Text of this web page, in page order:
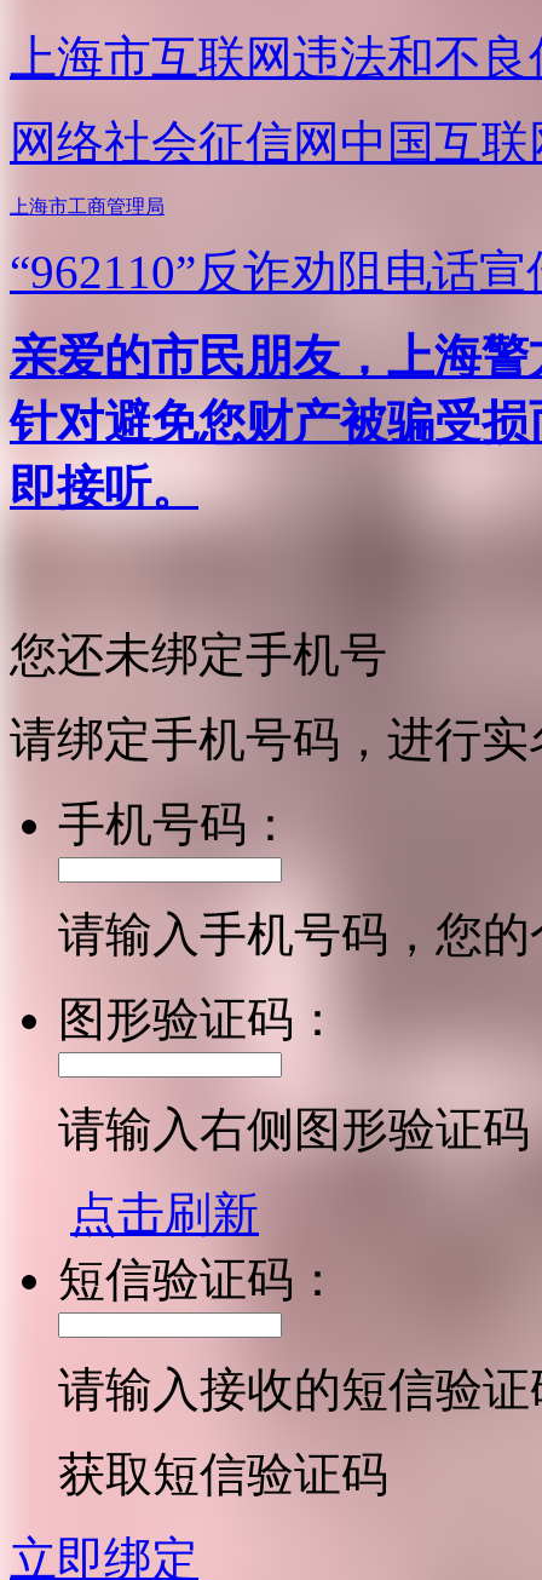
上海市互联网违法和不
网络社会征信网 中国互
上海市工商管理局
“962110”反诈劝阻电话宣
亲爱的市民朋友，上海
针对避免您财产被骗受
即接听。
您还未绑定手机号
请绑定手机号码，进行
手机号码：
请输入手机号码，您
图形验证码：
请输入右侧图形验证码
点击刷新
短信验证码：
请输入接收的短信验证
获取短信验证码
立即绑定